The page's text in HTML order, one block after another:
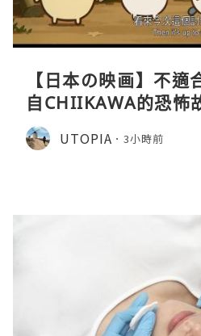
【日本の映画】不
自CHIIKAWA的恐
CHIIKAWA 人魚島的
UTOPIA 3小時前